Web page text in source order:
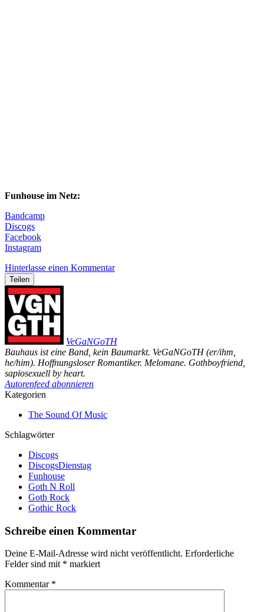
Funhouse im Netz:
Bandcamp
Discogs
Facebook
Instagram
Hinterlasse einen Kommentar
Teilen
VeGaNGoTH
Bauhaus ist eine Band, kein Baumarkt. VeGaNGoTH (er/ihm,
he/him). Hoffnungsloser Romantiker. Melomane. Gothboyfriend,
sapiosexuell by heart.
Autorenfeed abonnieren
Kategorien
The Sound Of Music
Schlagwörter
Discogs
DiscogsDienstag
Funhouse
Goth N Roll
Goth Rock
Gothic Rock
Schreibe einen Kommentar
Deine E-Mail-Adresse wird nicht veröffentlicht. Erforderliche
Felder sind mit * markiert
Kommentar *